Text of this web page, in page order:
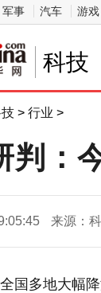
军事 汽车 游戏
科技
> 行业 >
判：
来源：
国多地大幅